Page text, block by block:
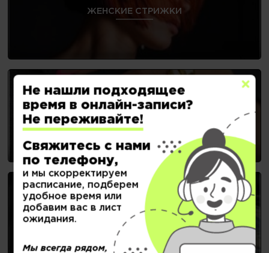
ЖЕНСКИЕ СТРИЖКИ
НОГТЕВОЙ СЕРВИС
ОКРАШИВАНИЕ
Не нашли подходящее
время в онлайн-записи?
Не переживайте!
Свяжитесь с нами
по телефону,
и мы скорректируем
расписание, подберем
удобное время или
добавим вас в лист
ожидания.
Мы всегда рядом,